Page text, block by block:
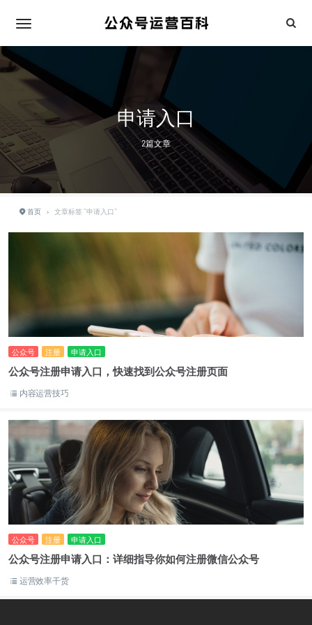
申请入口
2篇文章
首页 › 文章标签 "申请入口"
公众号 注册 申请入口
公众号注册申请入口，快速找到公众号注册页面
内容运营技巧
公众号 注册 申请入口
公众号注册申请入口：详细指导你如何注册微信公众号
运营效率干货